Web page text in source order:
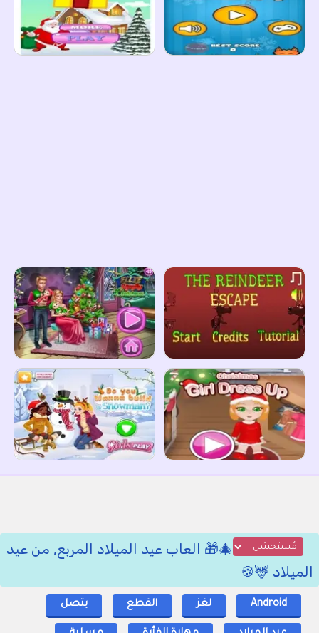
🎄🎁 العاب عيد الميلاد المربع, من عيد
الميلاد 🦌🍪
Android لغز القطع يتصل